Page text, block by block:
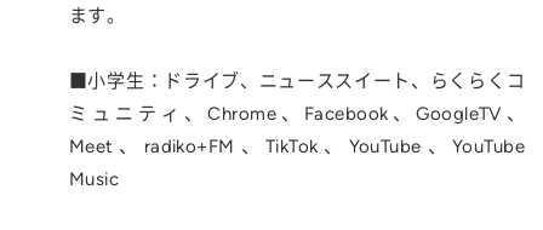
ます。
■小学生：ドライブ、ニューススイート、らくらくコ
ミュニティ、Chrome、Facebook、GoogleTV、
Meet、radiko+FM、TikTok、YouTube、YouTube
Music